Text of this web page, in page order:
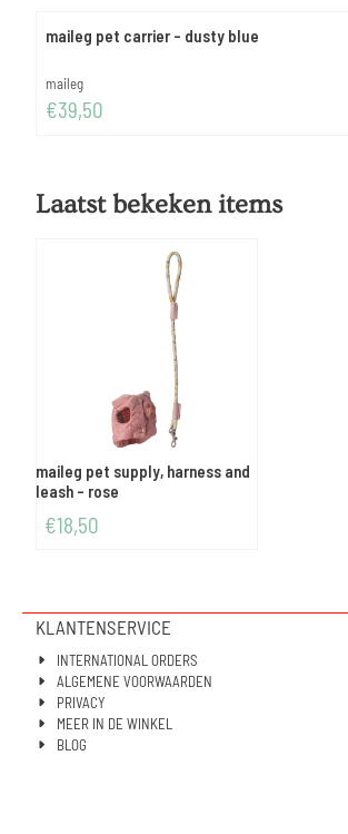
maileg pet carrier - dusty blue
Merk:
maileg
Prijs: 39,50
€39,50
Laatst bekeken items
maileg pet supply, harness and
leash - rose
€18,50
KLANTENSERVICE
INTERNATIONAL ORDERS
ALGEMENE VOORWAARDEN
PRIVACY
MEER IN DE WINKEL
BLOG